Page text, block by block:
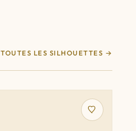
TOUTES LES SILHOUETTES